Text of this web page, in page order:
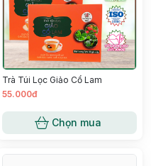
Trà Túi Lọc Giảo Cổ Lam
55.000đ
Chọn mua